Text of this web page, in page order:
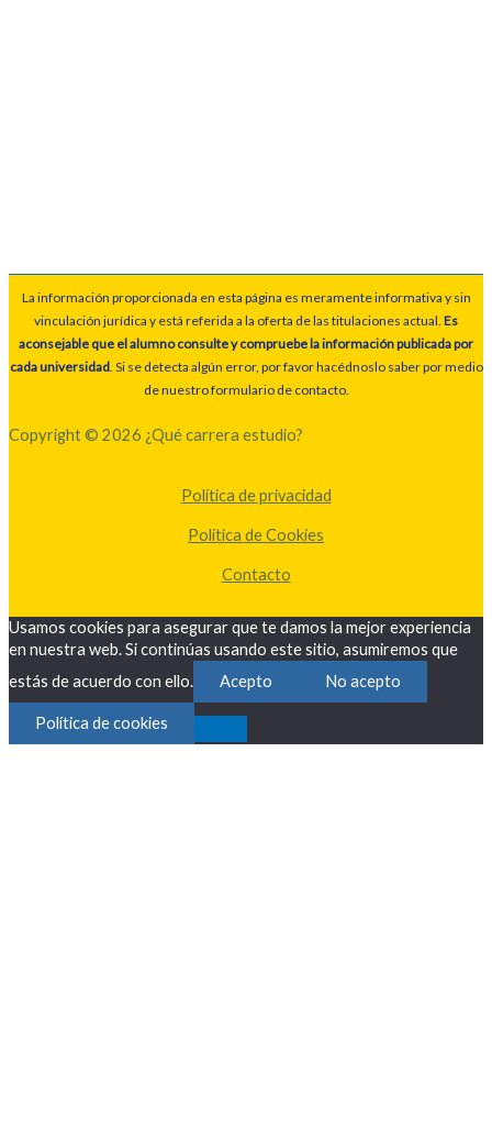
La información proporcionada en esta página es meramente informativa y sin
vinculación jurídica y está referida a la oferta de las titulaciones actual. Es
aconsejable que el alumno consulte y compruebe la información publicada por
cada universidad. Si se detecta algún error, por favor hacédnoslo saber por medio
de nuestro formulario de contacto.
Copyright © 2026 ¿Qué carrera estudio?
Política de privacidad
Política de Cookies
Contacto
Usamos cookies para asegurar que te damos la mejor experiencia
en nuestra web. Si continúas usando este sitio, asumiremos que
estás de acuerdo con ello.
Acepto No acepto
Política de cookies